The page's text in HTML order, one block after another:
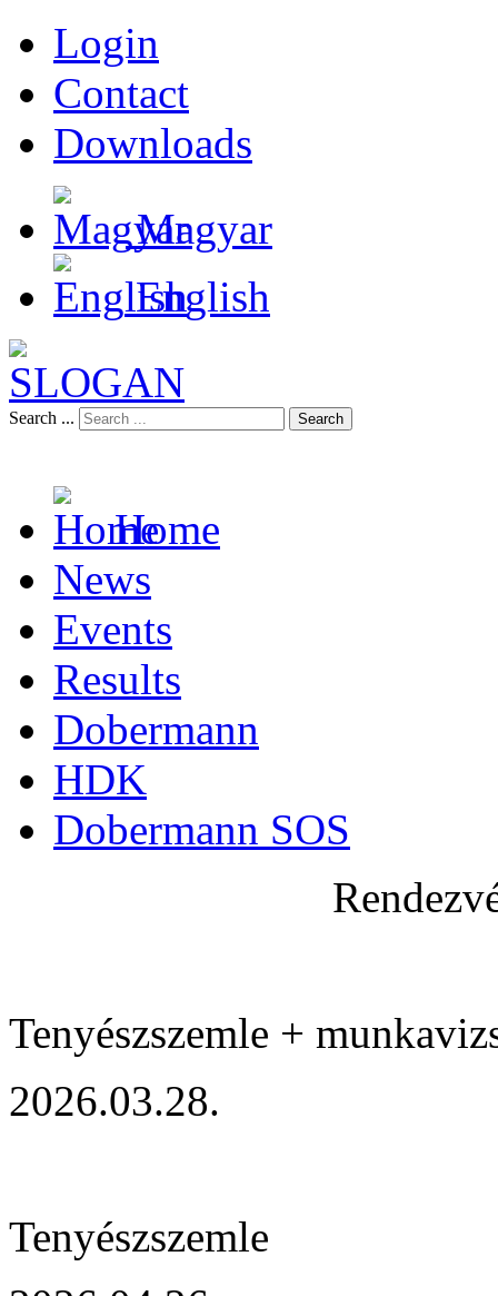
Login
Contact
Downloads
Magyar
English
Search ... Search
Home
News
Events
Results
Dobermann
HDK
Dobermann SOS
Tenyészszemle +
2026.03.28.
Tenyészszemle